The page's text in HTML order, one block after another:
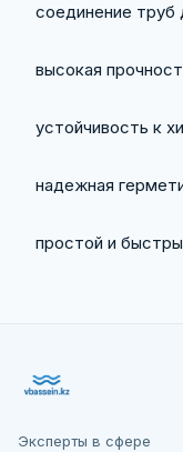
соединение
высокая
устойчивость к
надежная
простой и
Эксперты в сфере